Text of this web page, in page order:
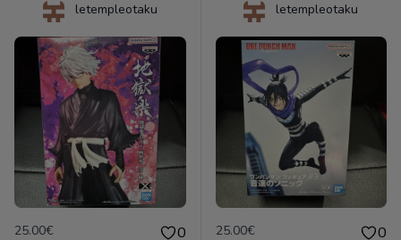
letempleotaku
25.00€ 0
letempleotaku
25.00€ 0